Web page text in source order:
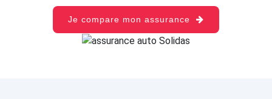
Je compare mon assurance